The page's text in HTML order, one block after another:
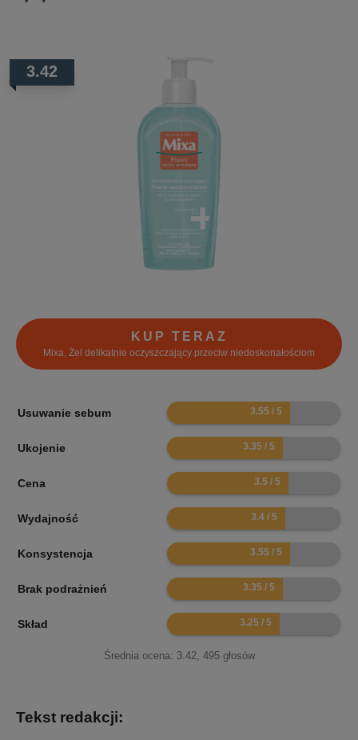
3.42
KUP TERAZ
Mixa, Żel delikatnie oczyszczający przeciw niedoskonałościom
Usuwanie sebum 7.1
Ukojenie 6.7
Cena 7
Wydajność 6.8
Konsystencja 7.1
Brak podrażnień 6.7
Skład 6.5
Średnia ocena: 3.42, 495głosów
Tekst redakcji: